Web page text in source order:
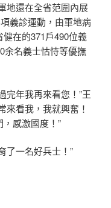
地還在全省范圍內展
義診運動，由軍地病
在的371戶490位義
余名義士怙恃等優撫
完年我再來看您！”王
來看我，我就興奮！
感激國度！”
了一名好兵士！”